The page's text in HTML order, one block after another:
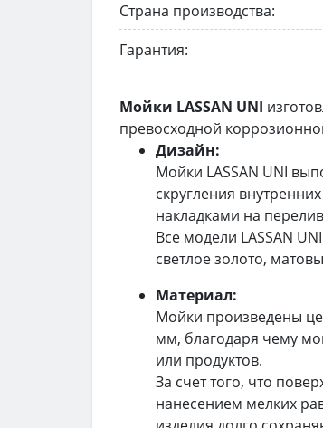
Страна производства:
Гарантия:
Мойки LASSAN UNI
превосходной
Дизайн:
Мойки LASSAN UNI
скругления
накладками на
Все модели LASSAN
светлое золото,
Материал:
Мойки произведены
мм, благодаря чему
или продуктов.
За счет того, что
нанесением мелких